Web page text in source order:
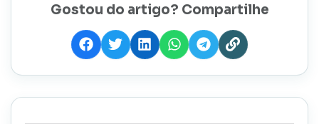
Gostou do artigo? Compartilhe